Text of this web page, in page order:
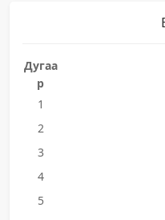
Дугаа
р
1
2
3
4
5